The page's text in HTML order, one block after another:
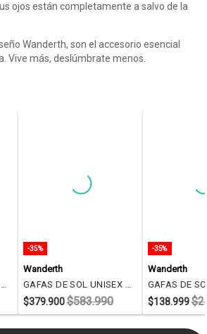
ojos están completamente a salvo de la
Wanderth, son el accesorio esencial
Vive más, deslúmbrate menos.
GAFAS DE SOL UNISEX WANDERTH FILTRO UV400 CON LENTES POLARIZADOS-GRIS-AZUL-OLD2026
-35%
Wanderth
GAFAS DE SOL UNISEX WANDERTH BLUETOOTH-NEGRO-GRIS-WD77713
$379.900$583.990
-35%
Wanderth
$138.999